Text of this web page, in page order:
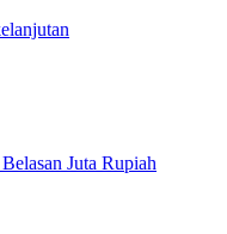
Juta Rupiah